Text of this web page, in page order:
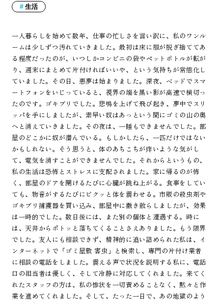
生活
一人暮らしを始めて数年、仕事の忙しさを言い訳に、私のワンル
ームは少しずつ汚れていきました。最初は床に服が脱ぎ捨ててあ
る程度だったのが、いつしかコンビニの袋やペットボトルが転が
り、週末にまとめて片付ければいいや、という気持ちが常態化し
ていました。その日、悪夢は始まりました。深夜、ベッドでスマ
ートフォンをいじっていると、視界の端を黒い影が高速で横切っ
たのです。ゴキブリでした。悲鳴を上げて飛び起き、夢中でスリ
ッパを手にしましたが、素早い奴はあっという間にゴミの山の奥
へと消えていきました。その夜は、一睡もできませんでした。部
屋のどこかに奴が潜んでいる。もしかしたら、一匹だけではない
かもしれない。そう思うと、体のあちこちが痒いような気がし
て、電気を消すことができませんでした。それからというもの、
私の生活は恐怖とストレスに支配されました。家に帰るのが怖
く、部屋のドアを開けるたびに心臓が跳ね上がる。食事をしてい
ても、物音がするたびにビクッと体を震わせる。市販の殺虫剤や
ゴキブリ捕獲器を買い込み、部屋中に撒き散らしましたが、効果
は一時的でした。数日後には、また別の個体と遭遇する。時に
は、天井からポトッと落ちてくることさえありました。もう限界
でした。友人にも相談できず、精神的に追い詰められた私は、イ
ンターネットで「ゴミ屋敷 害虫」と検索し、専門の片付け業者
に相談の電話をしました。震える声で状況を説明する私に、電話
口の担当者は優しく、そして冷静に対応してくれました。来てく
れたスタッフの方は、私の惨状を一切責めることなく、黙々と作
業を進めてくれました。そして、たった一日で、あの地獄のよう